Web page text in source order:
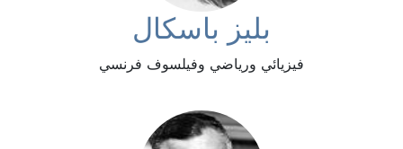
بليز باسكال
فيزيائي ورياضي وفيلسوف فرنسي